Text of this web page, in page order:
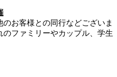
お客様との同行などございま
ファミリーやカップル、学生